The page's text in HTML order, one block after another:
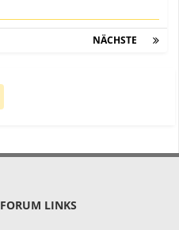
NÄCHSTE
FORUM LINKS